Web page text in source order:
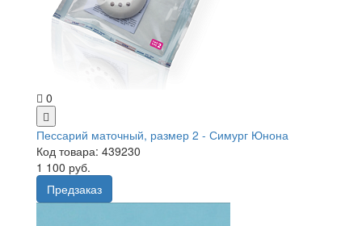
0
Пессарий маточный, размер 2 - Симург Юнона
Код товара: 439230
1 100 руб.
Предзаказ